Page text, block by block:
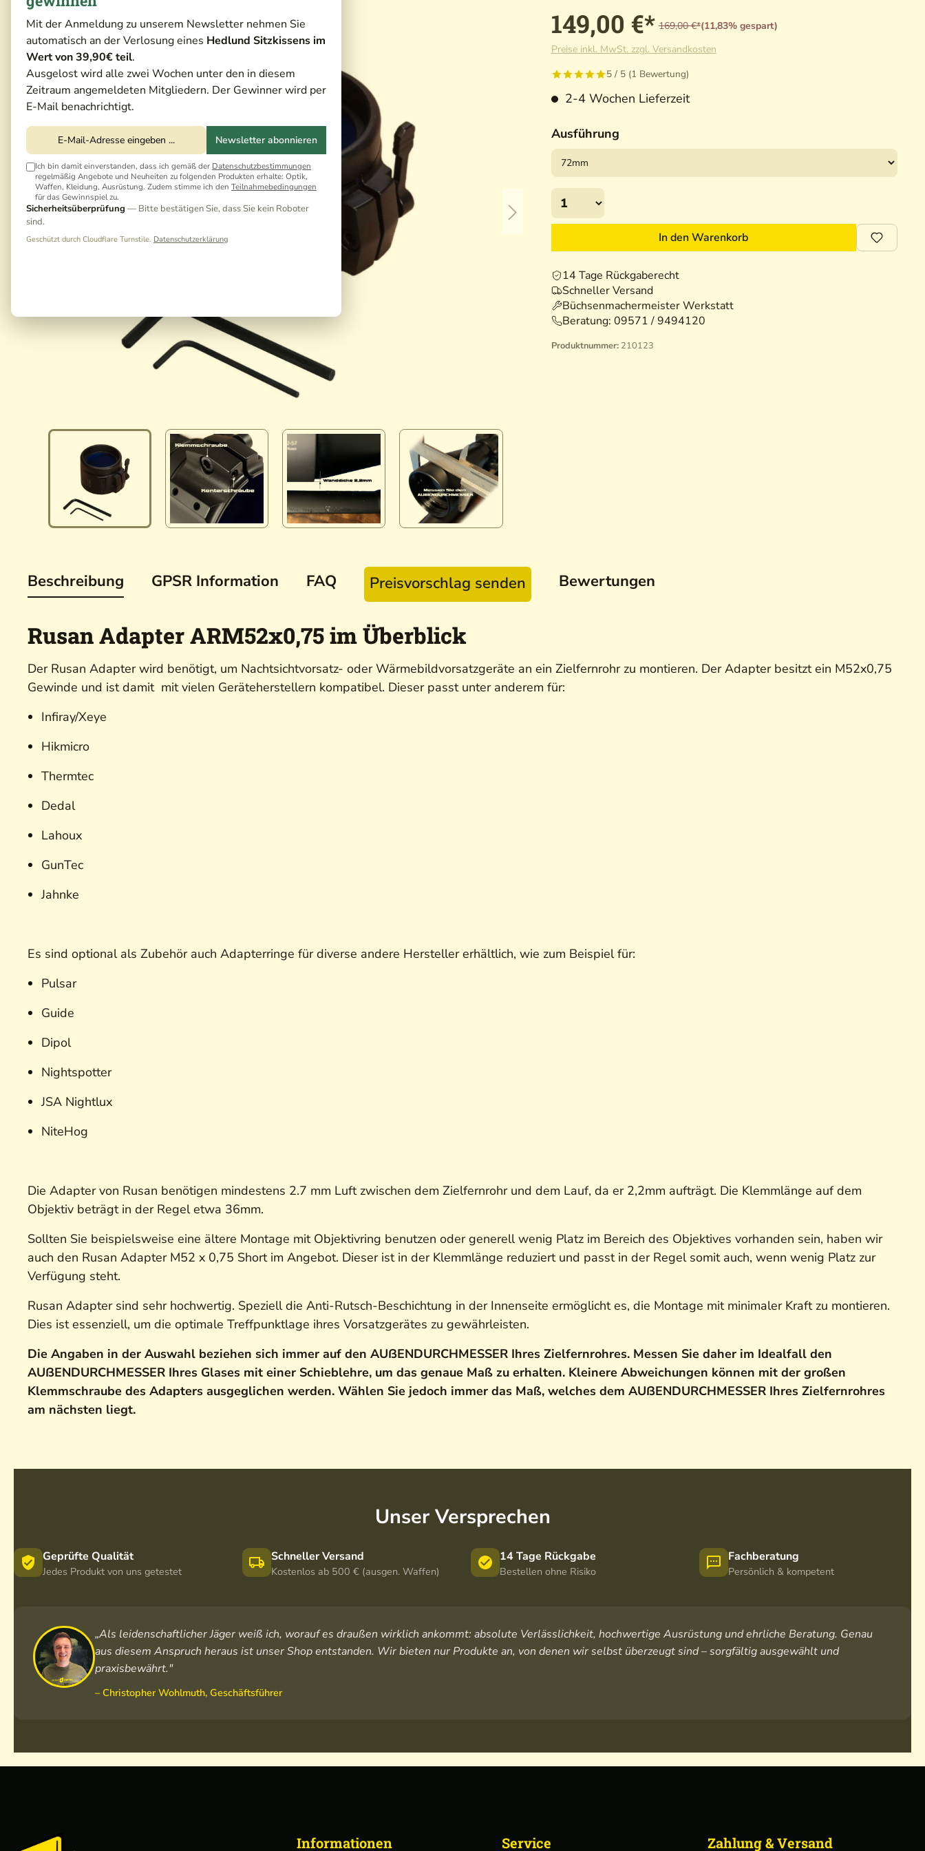
Mit der Anmeldung zu unserem Newsletter nehmen Sie
automatisch an der Verlosung eines Hedlund Sitzkissens im
Wert von 39,90€ teil.
Ausgelost wird alle zwei Wochen unter den in diesem
Zeitraum angemeldeten Mitgliedern. Der Gewinner wird per
E-Mail benachrichtigt.
Newsletter abonnieren
Ich bin damit einverstanden, dass ich gemäß der Datenschutzbestimmungen
regelmäßig Angebote und Neuheiten zu folgenden Produkten erhalte: Optik,
Waffen, Kleidung, Ausrüstung. Zudem stimme ich den Teilnahmebedingungen
für das Gewinnspiel zu.
Sicherheitsüberprüfung — Bitte bestätigen Sie, dass Sie kein Roboter
sind.
Geschützt durch Cloudflare Turnstile. Datenschutzerklärung
149,00 €* 169,00 €*(11,83% gespart)
Preise inkl. MwSt. zzgl. Versandkosten
5 / 5 (1 Bewertung)
2-4 Wochen Lieferzeit
Ausführung
In den Warenkorb
14 Tage Rückgaberecht
Schneller Versand
Büchsenmachermeister Werkstatt
Beratung: 09571 / 9494120
Produktnummer: 210123
Beschreibung GPSR Information FAQ Preisvorschlag senden Bewertungen
Rusan Adapter ARM52x0,75 im Überblick
Der Rusan Adapter wird benötigt, um Nachtsichtvorsatz- oder Wärmebildvorsatzgeräte an ein Zielfernrohr zu montieren. Der Adapter besitzt ein M52x0,75
Gewinde und ist damit mit vielen Geräteherstellern kompatibel. Dieser passt unter anderem für:
Infiray/Xeye
Hikmicro
Thermtec
Dedal
Lahoux
GunTec
Jahnke
Es sind optional als Zubehör auch Adapterringe für diverse andere Hersteller erhältlich, wie zum Beispiel für:
Pulsar
Guide
Dipol
Nightspotter
JSA Nightlux
NiteHog
Die Adapter von Rusan benötigen mindestens 2.7 mm Luft zwischen dem Zielfernrohr und dem Lauf, da er 2,2mm aufträgt. Die Klemmlänge auf dem
Objektiv beträgt in der Regel etwa 36mm.
Sollten Sie beispielsweise eine ältere Montage mit Objektivring benutzen oder generell wenig Platz im Bereich des Objektives vorhanden sein, haben wir
auch den Rusan Adapter M52 x 0,75 Short im Angebot. Dieser ist in der Klemmlänge reduziert und passt in der Regel somit auch, wenn wenig Platz zur
Verfügung steht.
Rusan Adapter sind sehr hochwertig. Speziell die Anti-Rutsch-Beschichtung in der Innenseite ermöglicht es, die Montage mit minimaler Kraft zu montieren.
Dies ist essenziell, um die optimale Treffpunktlage ihres Vorsatzgerätes zu gewährleisten.
Die Angaben in der Auswahl beziehen sich immer auf den AUßENDURCHMESSER Ihres Zielfernrohres. Messen Sie daher im Idealfall den
AUßENDURCHMESSER Ihres Glases mit einer Schieblehre, um das genaue Maß zu erhalten. Kleinere Abweichungen können mit der großen
Klemmschraube des Adapters ausgeglichen werden. Wählen Sie jedoch immer das Maß, welches dem AUßENDURCHMESSER Ihres Zielfernrohres
am nächsten liegt.
Unser Versprechen
Geprüfte Qualität
Jedes Produkt von uns getestet
Schneller Versand
Kostenlos ab 500 € (ausgen. Waffen)
14 Tage Rückgabe
Bestellen ohne Risiko
Fachberatung
Persönlich & kompetent
„Als leidenschaftlicher Jäger weiß ich, worauf es draußen wirklich ankommt: absolute Verlässlichkeit, hochwertige Ausrüstung und ehrliche Beratung. Genau
aus diesem Anspruch heraus ist unser Shop entstanden. Wir bieten nur Produkte an, von denen wir selbst überzeugt sind – sorgfältig ausgewählt und
praxisbewährt."
– Christopher Wohlmuth, Geschäftsführer
Informationen Service Zahlung & Versand